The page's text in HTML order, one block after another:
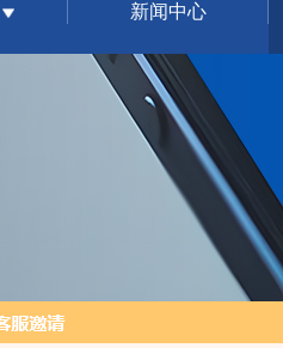
新闻中心